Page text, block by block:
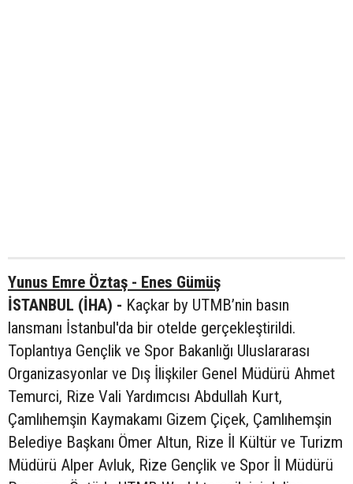
Yunus Emre Öztaş - Enes Gümüş
İSTANBUL (İHA) - Kaçkar by UTMB’nin basın
lansmanı İstanbul'da bir otelde gerçekleştirildi.
Toplantıya Gençlik ve Spor Bakanlığı Uluslararası
Organizasyonlar ve Dış İlişkiler Genel Müdürü Ahmet
Temurci, Rize Vali Yardımcısı Abdullah Kurt,
Çamlıhemşin Kaymakamı Gizem Çiçek, Çamlıhemşin
Belediye Başkanı Ömer Altun, Rize İl Kültür ve Turizm
Müdürü Alper Avluk, Rize Gençlik ve Spor İl Müdürü